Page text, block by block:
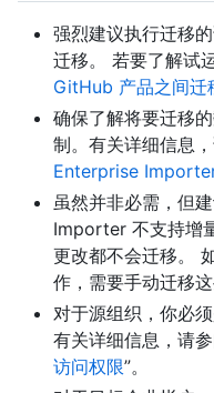
强烈建议执行迁移
迁移。 若要了解试
GitHub 产品之间迁
确保了解将要迁移
制。有关详细信息
Enterprise
虽然并非必需，但
Importer 不支持增
更改都不会迁移。
作，需要手动迁移这
对于源组织，你必
有关详细信息，请
访问权限”。